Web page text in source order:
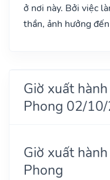
ở nơi này. Bởi việc
thần, ảnh hưởng
Giờ xuất
Phong 02/
Giờ xuất
Phong